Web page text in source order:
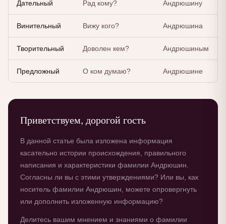
Дательный Рад кому? Андрюшину
Винительный Вижу кого? Андрюшина
Творительный Доволен кем? Андрюшиным
Предложный О ком думаю? Андрюшине
Приветствуем, дорогой гость
В данной статье была изложена информация
касательно истории происхождения, правильного
написания и характеристики фамилии Андрюшин.
Согласны ли вы с этими утверждениями? Или вы, как
носитель фамилии Андрюшин, можете опровергнуть
или дополнить изложенную информацию?
Делитесь вашим мнением и знаниями о фамилии